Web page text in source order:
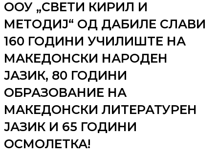
ООУ „СВЕТИ КИРИЛ И
МЕТОДИЈ“ ОД ДАБИЛЕ СЛАВИ
160 ГОДИНИ УЧИЛИШТЕ НА
МАКЕДОНСКИ НАРОДЕН
ЈАЗИК, 80 ГОДИНИ
ОБРАЗОВАНИЕ НА
МАКЕДОНСКИ ЛИТЕРАТУРЕН
ЈАЗИК И 65 ГОДИНИ
ОСМОЛЕТКА!